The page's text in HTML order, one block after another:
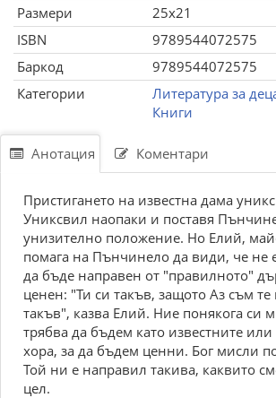
Размери
25x21
ISBN
9789544072575
Баркод
9789544072575
Категории
Литература за
Книги
Анотация Коментари
Пристигането на известна дама
Униксвил наопаки и поставя
унизително положение. Но Елий,
помага на Пънчинело да види, че не
да бъде направен от "правилното"
ценен: "Ти си такъв, защото Аз съм
такъв", казва Елий. Ние понякога си
трябва да бъдем като известните
хора, за да бъдем ценни. Бог мисли
Той ни е направил такива, каквито
цел.